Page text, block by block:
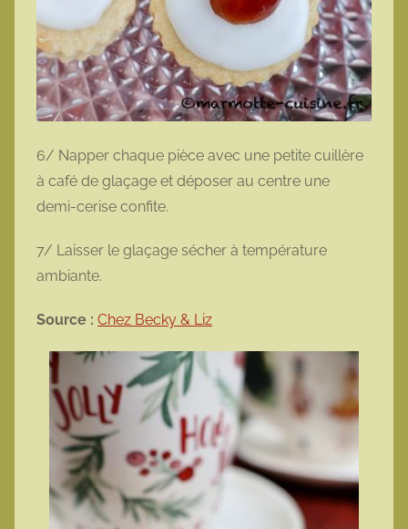
6/ Napper chaque pièce avec une petite cuillère
à café de glaçage et déposer au centre une
demi-cerise confite.
7/ Laisser le glaçage sécher à température
ambiante.
Source : Chez Becky & Liz